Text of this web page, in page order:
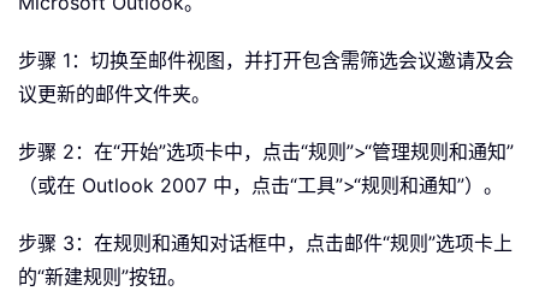
步骤 1：切换至邮件视图，并打开包含需筛选会议邀请及会
议更新的邮件文件夹。
步骤 2：在“开始”选项卡中，点击“规则”>“管理规则和通知”
（或在 Outlook 2007 中，点击“工具”>“规则和通知”）。
步骤 3：在规则和通知对话框中，点击邮件“规则”选项卡上
的“新建规则”按钮。